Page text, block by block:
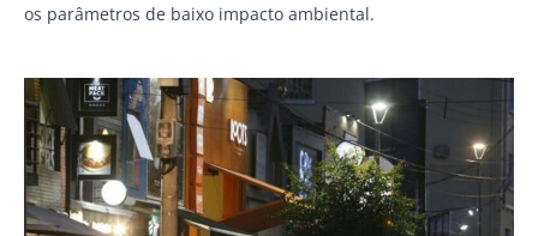
os parâmetros de baixo impacto ambiental.